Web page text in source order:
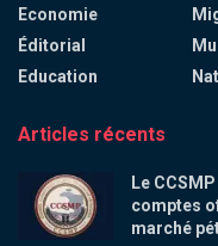
Economie
Éditorial
Education
Articles récents
Le
comptes
marché